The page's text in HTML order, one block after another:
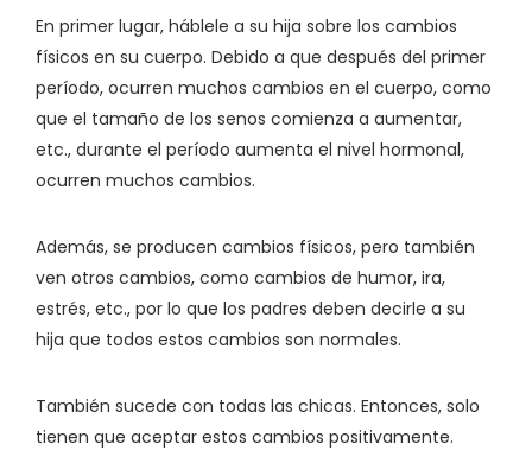
En primer lugar, háblele a su hija sobre los cambios
físicos en su cuerpo. Debido a que después del primer
período, ocurren muchos cambios en el cuerpo, como
que el tamaño de los senos comienza a aumentar,
etc., durante el período aumenta el nivel hormonal,
ocurren muchos cambios.
Además, se producen cambios físicos, pero también
ven otros cambios, como cambios de humor, ira,
estrés, etc., por lo que los padres deben decirle a su
hija que todos estos cambios son normales.
También sucede con todas las chicas. Entonces, solo
tienen que aceptar estos cambios positivamente.